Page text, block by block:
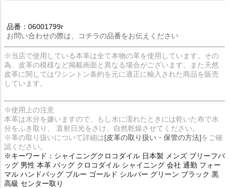
品番：06001799r
お問い合わせの際は、コチラの品番をお伝えください
※当店で使用している本革は全て本物の革を使用しています。その
為、皮革の模様など掲載画面と異なる場合がございます。また天然
皮革に関してはワシントン条約を元に適正に輸入された商品を販売
しています。
※使用上の注意
本革は水分を嫌いますので、もし水に濡れたときには乾いた布で水
分をふき取り、 直射日光をさけ、自然乾燥させてください。
※革の取り扱いについて詳細は[皮革の取り扱い・保管の方法]をご確
認ください。
※キーワード：シャイニングクロコダイル 日本製 メンズ ブリーフバ
ッグ 男性 本革 バッグ クロコダイル シャイニング 会社 通勤 フォー
マル ハンドバッグ ブルー ゴールド シルバー グリーン ブラック 黒
高級 センター取り